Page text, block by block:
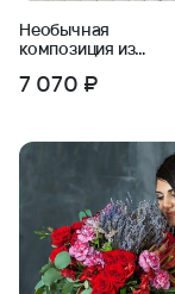
Необычная
композиция из
руководителя
7 070 ₽